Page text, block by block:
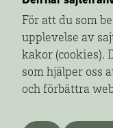
Golfa!
är ett
Golfförbundet
Ansvarig
För att du som
upplevelse av
kakor (cookies).
som hjälper oss
och förbättra